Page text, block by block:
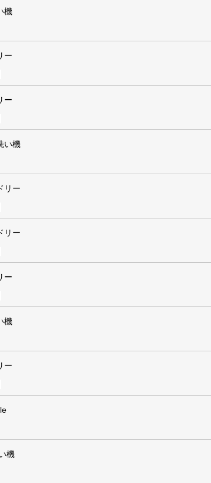
機
ー
ー
い機
リー
リー
ー
機
ー
機